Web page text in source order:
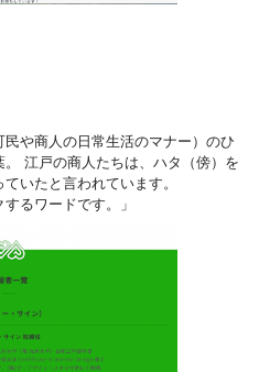
民や商人の日常生活のマナー）のひ
江戸の商人たちは、ハタ（傍）を
いたと言われています。
るワードです。」